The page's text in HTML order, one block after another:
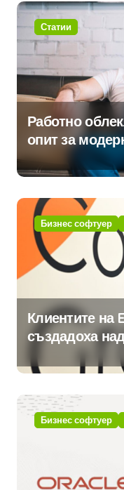
Статии
Работно
опит за
традицията
Бизнес софтуер
Клиентите на
създадоха
приложения
с помощта на
изкуствен
Бизнес софтуер